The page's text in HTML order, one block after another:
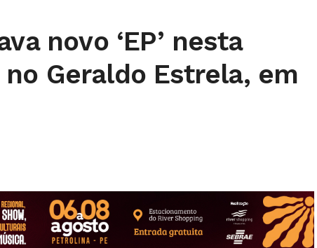
novo ‘EP’ nesta
Geraldo Estrela, em